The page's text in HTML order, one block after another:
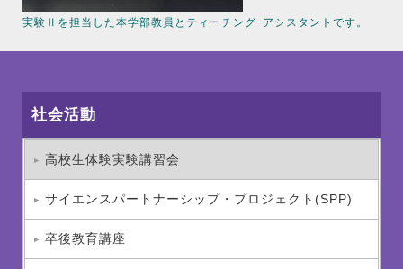
実験Ⅱを担当した本学部教員とティーチング･アシスタントです。
社会活動
高校生体験実験講習会
サイエンスパートナーシップ・プロジェクト(SPP)
卒後教育講座